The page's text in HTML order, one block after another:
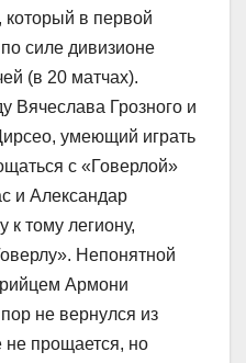
в первой
силе дивизионе
(в 20 матчах).
Вячеслава Грозного и
умеющий играть
с «Говерлой»
и Александар
к тому легиону,
Непонятной
Армони
не вернулся из
прощается, но